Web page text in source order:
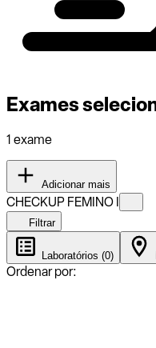
Exames
1 exame
Adicionar mais
CHECKUP FEMINO I
Filtrar
Laboratórios (0)
Ordenar por: